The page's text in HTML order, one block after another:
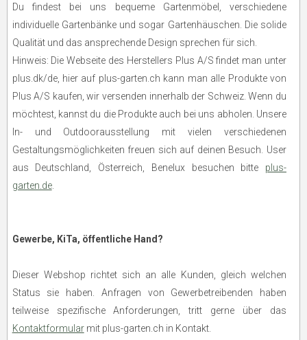
Du findest bei uns bequeme Gartenmöbel, verschiedene
individuelle Gartenbänke und sogar Gartenhäuschen. Die solide
Qualität und das ansprechende Design sprechen für sich.
Hinweis: Die Webseite des Herstellers Plus A/S findet man unter
plus.dk/de, hier auf plus-garten.ch kann man alle Produkte von
Plus A/S kaufen, wir versenden innerhalb der Schweiz. Wenn du
möchtest, kannst du die Produkte auch bei uns abholen. Unsere
In- und Outdoorausstellung mit vielen verschiedenen
Gestaltungsmöglichkeiten freuen sich auf deinen Besuch. User
aus Deutschland, Österreich, Benelux besuchen bitte plus-
garten.de.
Gewerbe, KiTa, öffentliche Hand?
Dieser Webshop richtet sich an alle Kunden, gleich welchen
Status sie haben. Anfragen von Gewerbetreibenden haben
teilweise spezifische Anforderungen, tritt gerne über das
Kontaktformularmit plus-garten.ch in Kontakt.